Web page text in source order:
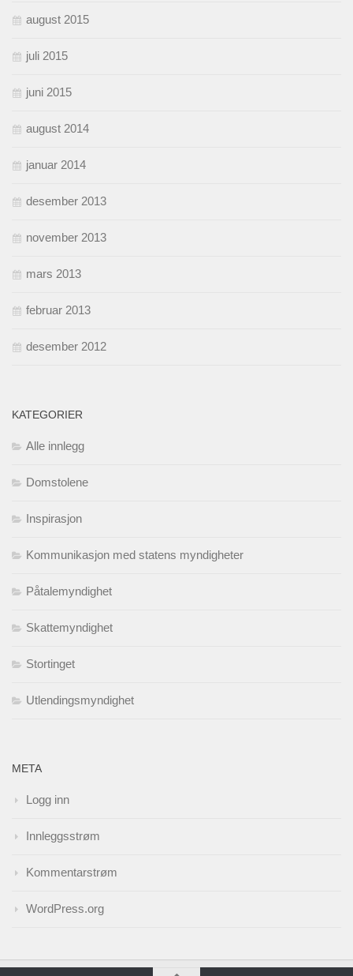
august 2015
juli 2015
juni 2015
august 2014
januar 2014
desember 2013
november 2013
mars 2013
februar 2013
desember 2012
KATEGORIER
Alle innlegg
Domstolene
Inspirasjon
Kommunikasjon med statens myndigheter
Påtalemyndighet
Skattemyndighet
Stortinget
Utlendingsmyndighet
META
Logg inn
Innleggsstrøm
Kommentarstrøm
WordPress.org